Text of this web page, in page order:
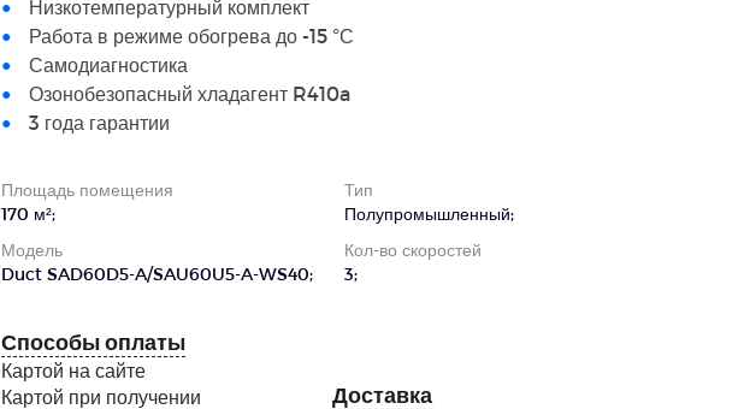
Низкотемпературный комплект
Работа в режиме обогрева до -15 °С
Самодиагностика
Озонобезопасный хладагент R410a
3 года гарантии
Площадь помещения
170 м²;
Тип
Полупромышленный;
Модель
Duct SAD60D5-A/SAU60U5-A-WS40;
Кол-во скоростей
3;
Способы оплаты
Картой на сайте
Картой при получении
Доставка